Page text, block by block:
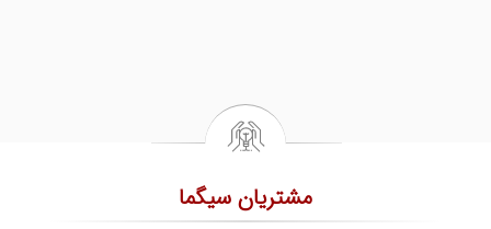
مشتریان سیگما